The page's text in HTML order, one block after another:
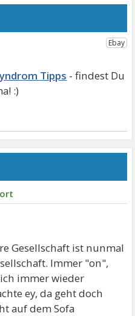
Tipps
Gesellschaft ist nunmal
Immer "on",
immer wieder
ey, da geht doch
auf dem Sofa